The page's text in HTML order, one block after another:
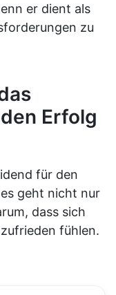
er dient als
zu
Erfolg
für den
geht nicht nur
dass sich
fühlen.